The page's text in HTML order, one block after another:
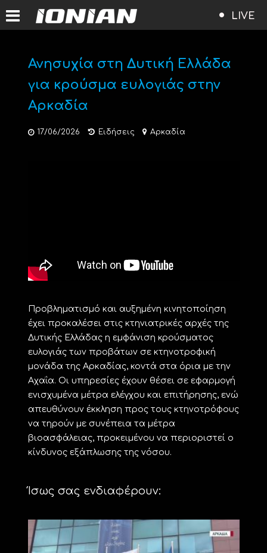
LIVE
Ανησυχία στη Δυτική Ελλάδα
για κρούσμα ευλογιάς στην
Αρκαδία
17/06/2026 Ειδήσεις Αρκαδία
Προβληματισμό και αυξημένη κινητοποίηση
έχει προκαλέσει στις κτηνιατρικές αρχές της
Δυτικής Ελλάδας η εμφάνιση κρούσματος
ευλογιάς των προβάτων σε κτηνοτροφική
μονάδα της Αρκαδίας, κοντά στα όρια με την
Αχαΐα. Οι υπηρεσίες έχουν θέσει σε εφαρμογή
ενισχυμένα μέτρα ελέγχου και επιτήρησης, ενώ
απευθύνουν έκκληση προς τους κτηνοτρόφους
να τηρούν με συνέπεια τα μέτρα
βιοασφάλειας, προκειμένου να περιοριστεί ο
κίνδυνος εξάπλωσης της νόσου.
Ίσως σας ενδιαφέρουν: